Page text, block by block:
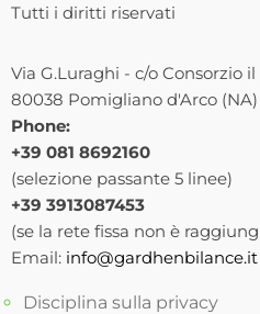
Tutti i diritti riservati
Via G.Luraghi - c/o Consorzio
80038 Pomigliano d'Arco
Phone:
+39 081 8692160
(selezione passante 5 linee)
+39 3913087453
(se la rete fissa non è
Email: info@gardhenbilance.it
Disciplina sulla privacy